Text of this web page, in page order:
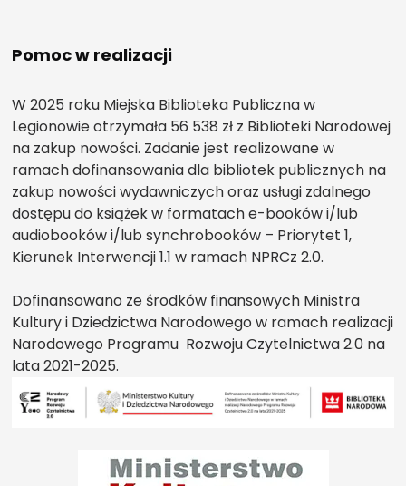
Pomoc w realizacji
W 2025 roku Miejska Biblioteka Publiczna w
Legionowie otrzymała 56 538 zł z Biblioteki Narodowej
na zakup nowości. Zadanie jest realizowane w
ramach dofinansowania dla bibliotek publicznych na
zakup nowości wydawniczych oraz usługi zdalnego
dostępu do książek w formatach e-booków i/lub
audiobooków i/lub synchrobooków – Priorytet 1,
Kierunek Interwencji 1.1 w ramach NPRCz 2.0.
Dofinansowano ze środków finansowych Ministra
Kultury i Dziedzictwa Narodowego w ramach realizacji
Narodowego Programu Rozwoju Czytelnictwa 2.0 na
lata 2021-2025.